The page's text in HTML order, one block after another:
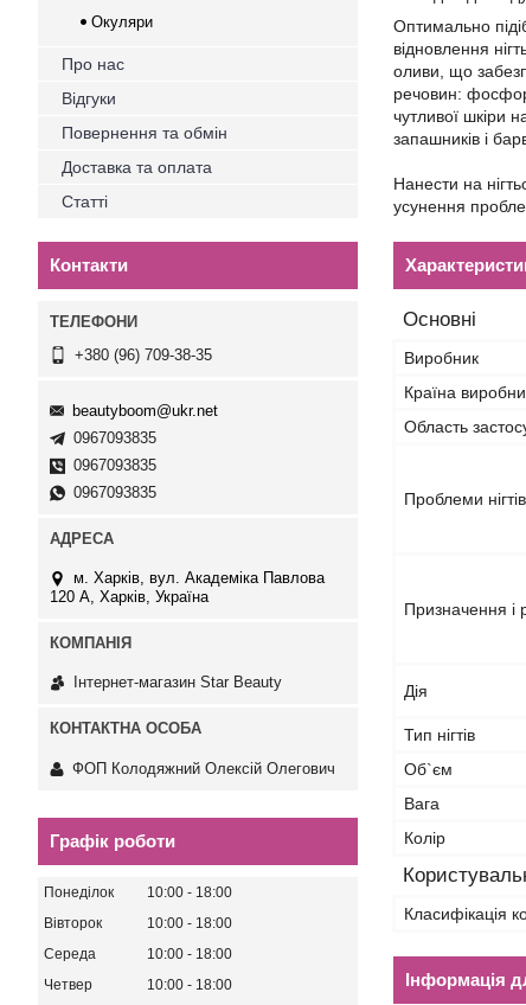
Оптимально
відновлення
оливи, що
речовин:
чутливої шкіри
запашників і
Нанести на
усунення
Основні
Виробник
Країна
Область
Проблеми нігтів
Призначення і
Дія
Тип нігтів
Об`єм
Вага
Колір
Класифікація
Інформація
Окуляри
Про нас
Відгуки
Повернення та обмін
Доставка та оплата
Статті
Контакти
+380 (96) 709-38-35
beautyboom@ukr.net
0967093835
0967093835
0967093835
м. Харків, вул. Академіка Павлова
120 А, Харків, Україна
Інтернет-магазин Star Beauty
ФОП Колодяжний Олексій Олегович
Графік роботи
Понеділок 10:00
18:00
Вівторок
10:00
18:00
Середа
10:00
18:00
Четвер
10:00
18:00